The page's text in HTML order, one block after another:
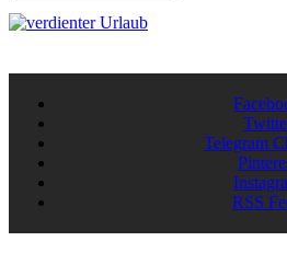
Telegram
RSS